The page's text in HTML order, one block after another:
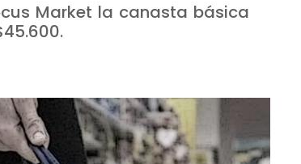
Market la canasta básica